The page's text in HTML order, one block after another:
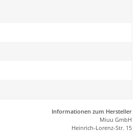
Informationen zum Hersteller
Miuu GmbH
Heinrich-Lorenz-Str. 15